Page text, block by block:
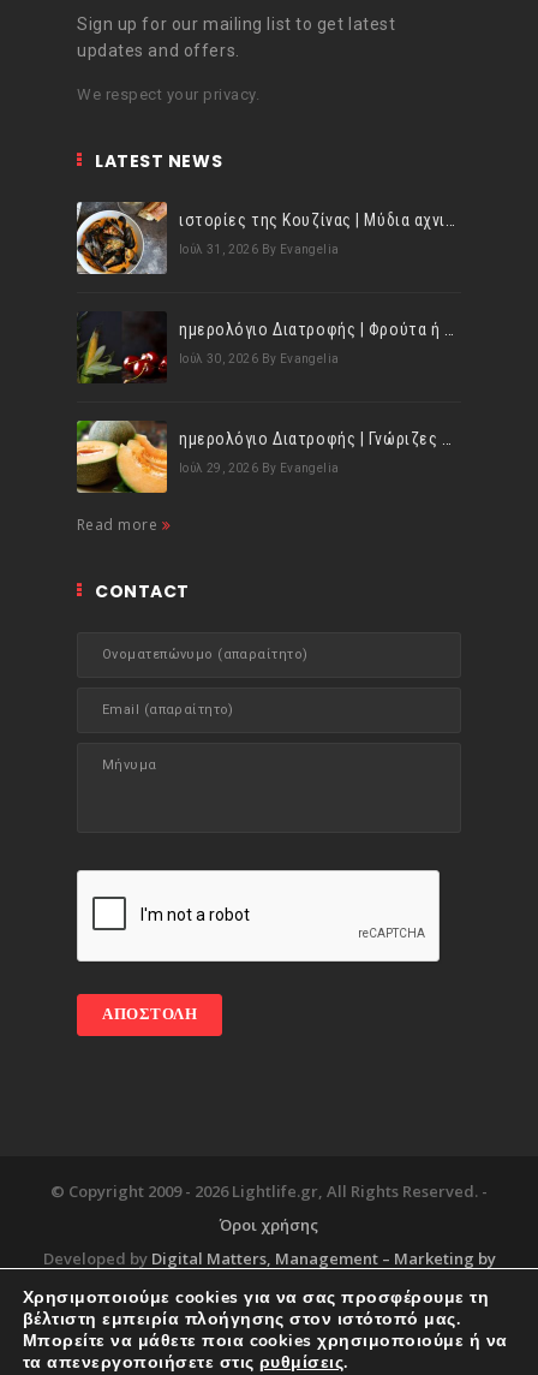
Sign up for our mailing list to get latest
updates and offers.
We respect your privacy.
LATEST NEWS
Ιούλ 31, 2026 By Evangelia
Ιούλ 30, 2026 By Evangelia
Ιούλ 29, 2026 By Evangelia
Read more
CONTACT
© Copyright 2009 - 2026 Lightlife.gr, All Rights Reserved. -
Όροι χρήσης
Developed by Digital Matters, Management – Marketing by
Blog About Services
Corporate Support
Χρησιμοποιούμε cookies για να σας προσφέρουμε τη
βέλτιστη εμπειρία πλοήγησης στον ιστότοπό μας.
Μπορείτε να μάθετε ποια cookies χρησιμοποιούμε ή να
τα απενεργοποιήσετε στις ρυθμίσεις.